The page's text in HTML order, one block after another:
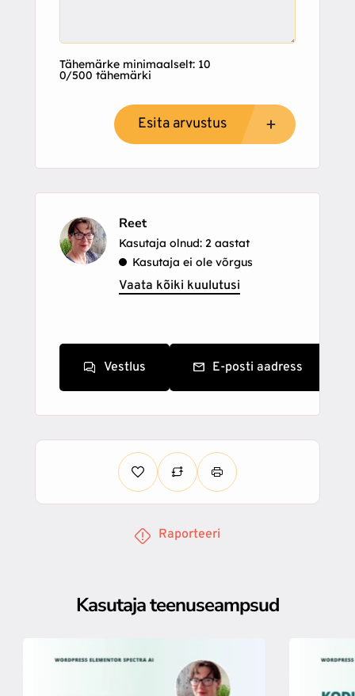
Tähemärke minimaalselt: 10
0/500 tähemärki
Esita arvustus
Reet
Kasutaja olnud: 2 aastat
Kasutaja ei ole võrgus
Vaata kõiki kuulutusi
Vestlus E-posti aadress
Raporteeri
Kasutaja teenuseampsud